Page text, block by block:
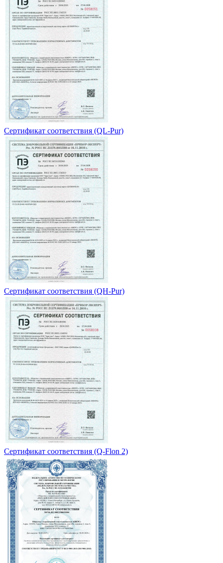
Сертификат соответствия (QL-Pur)
Сертификат соответствия (QH-Pur)
Сертификат соответствия (Q-Flon 2)